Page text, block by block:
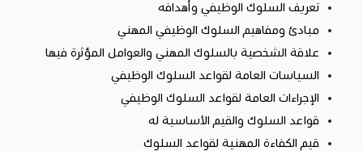
تعريف السلوك الوظيفي وأهدافه
مبادئ ومفاهيم السلوك الوظيفي المهني
علاقة الشخصية بالسلوك المهني والعوامل المؤثرة فيها
السياسات العامة لقواعد السلوك الوظيفي
الإجراءات العامة لقواعد السلوك الوظيفي
قواعد السلوك والقيم الأساسية له
قيم الكفاءة المهنية لقواعد السلوك